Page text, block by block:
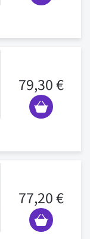
79,30 €
77,20 €